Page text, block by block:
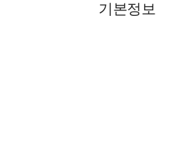
기본정보